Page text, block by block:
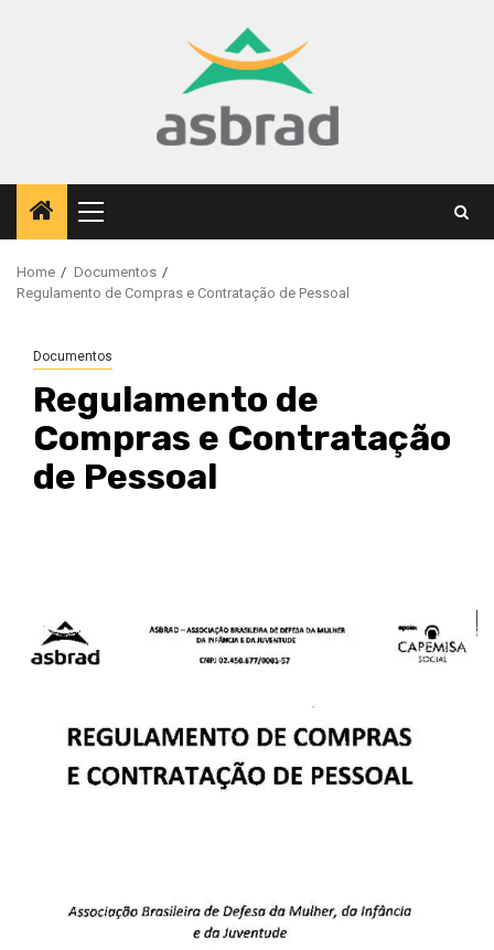
Primary
Menu
Home
Documentos
Regulamento de Compras e Contratação de Pessoal
Documentos
Regulamento de
Compras e Contratação
de Pessoal